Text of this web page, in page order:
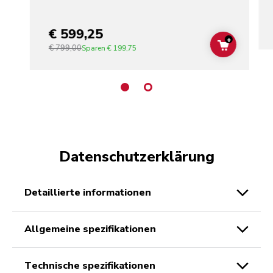
€ 599,25
€ 799,00Sparen € 199,75 ADD TO
+
Datenschutzerklärung
detaillierte informationen
allgemeine spezifikationen
technische spezifikationen